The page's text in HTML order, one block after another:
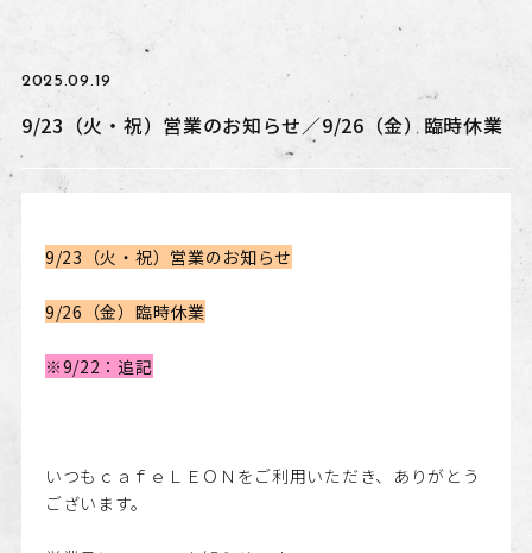
2025.09.19
9/23（火・祝）営業のお知らせ／9/26（金）臨時休業
9/23（火・祝）営業のお知らせ
9/26（金）臨時休業
※9/22：追記
いつもｃａｆｅＬＥＯＮをご利用いただき、ありがとう
ございます。